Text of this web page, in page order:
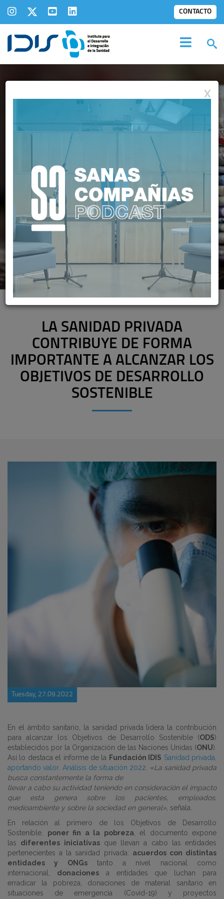
CONTACTO
IDIS EN LOSMEDIOS
LA SANIDAD PRIVADA
CONTRIBUYE DE FORMA
IMPORTANTE A ALCANZAR LOS
OBJETIVOS DE DESARROLLO
SOSTENIBLE
Tuesday, 27.09.2022
En el ámbito sanitario, la sanidad privada lidera la contribución
para alcanzar los Objetivos de Desarrollo Sostenible (ODS)
establecidos por la Organización de las Naciones Unidas (ONU).
Así lo destaca el informe de la Fundación IDIS Sanidad privada,
aportando valor. Análisis de situación 2022 . «La sanidad privada
busca constantemente la forma de
llevar a cabo su actividad teniendo en consideración el impacto
que esta genera sobre los pacientes, empleados,
medioambiente y sobre la sociedad en general» , señala.
En relación al primero de los Objetivos de Desarrollo
Sostenible, poner fin a la pobreza, el documento expone
las diferentes iniciativasque llevan a cabo las entidades
pertenecientes a la sanidad privada: acuerdos con distintas
entidades y ONGstanto a nivel nacional como
internacional, donacionesa entidades que luchan para
erradicar la pobreza, donaciones de material sanitario en
situaciones de emergencia (Covid-19) y proyectos
X